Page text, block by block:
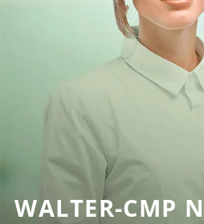
WALTER-CMP